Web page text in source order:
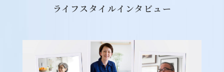
ライフスタイルインタビュー